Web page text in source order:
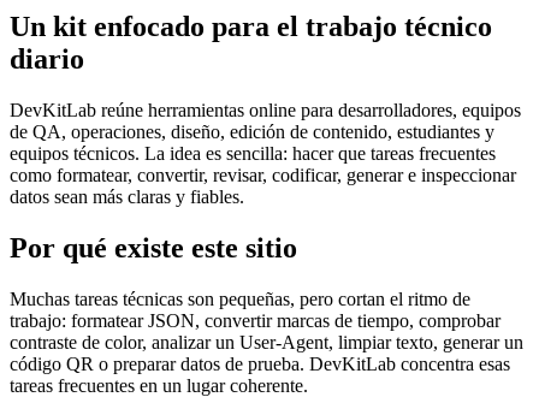
Un kit enfocado para el trabajo técnico
diario
DevKitLab reúne herramientas online para desarrolladores, equipos
de QA, operaciones, diseño, edición de contenido, estudiantes y
equipos técnicos. La idea es sencilla: hacer que tareas frecuentes
como formatear, convertir, revisar, codificar, generar e inspeccionar
datos sean más claras y fiables.
Por qué existe este sitio
Muchas tareas técnicas son pequeñas, pero cortan el ritmo de
trabajo: formatear JSON, convertir marcas de tiempo, comprobar
contraste de color, analizar un User-Agent, limpiar texto, generar un
código QR o preparar datos de prueba. DevKitLab concentra esas
tareas frecuentes en un lugar coherente.